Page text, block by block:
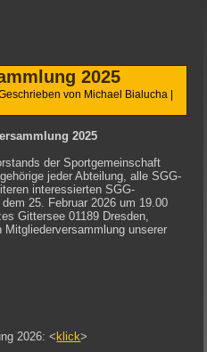
2025
von Michael Bialucha |
2025
der Sportgemeinschaft
jeder Abteilung, alle SGG-
interessierten SGG-
25. Februar 2026 um 19.00
Gittersee 01189 Dresden,
Mitgliederversammlung unserer
2026: < klick>